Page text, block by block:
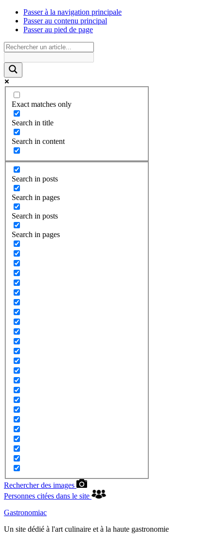
Passer à la navigation principale
Passer au contenu principal
Passer au pied de page
Exact matches only
Search in title
Search in content
Search in posts
Search in pages
Search in posts
Search in pages
Rechercher des images
Personnes citées dans le site
Gastronomiac
Un site dédié à l'art culinaire et à la haute gastronomie